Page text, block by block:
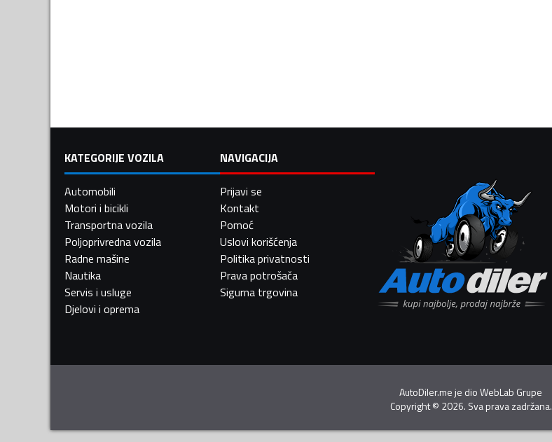
KATEGORIJE VOZILA
Automobili
Motori i bicikli
Transportna vozila
Poljoprivredna vozila
Radne mašine
Nautika
Servis i usluge
Djelovi i oprema
NAVIGACIJA
Prijavi se
Kontakt
Pomoć
Uslovi korišćenja
Politika privatnosti
Prava potrošača
Sigurna trgovina
AutoDiler.me je dioWebLab Grupe
Copyright© 2026. Sva prava zadržana.